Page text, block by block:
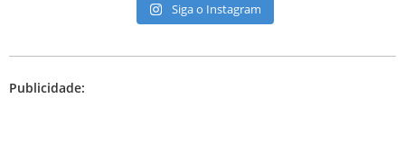
Siga o Instagram
Publicidade: